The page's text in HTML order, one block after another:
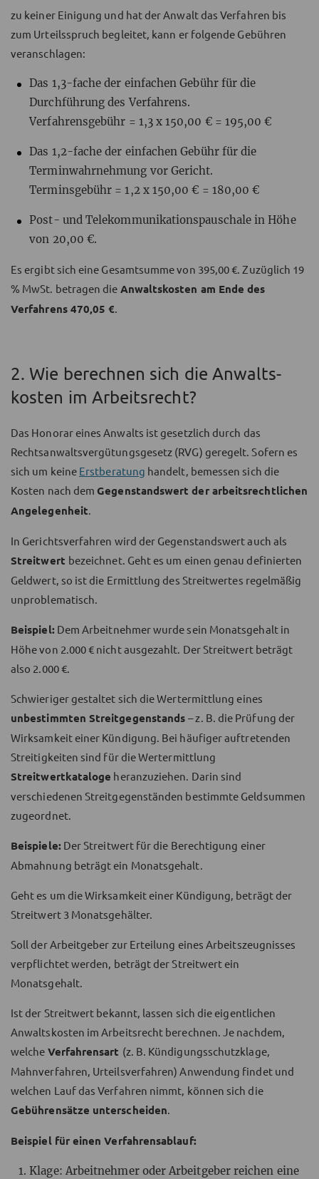
zu keiner Einigung und hat der Anwalt das Verfahren bis
zum Urteilsspruch begleitet, kann er folgende Gebühren
veranschlagen:
Das 1,3-fache der einfachen Gebühr für die
Durchführung des Verfahrens.
Verfahrensgebühr = 1,3 x 150,00 € = 195,00 €
Das 1,2-fache der einfachen Gebühr für die
Terminwahrnehmung vor Gericht.
Terminsgebühr = 1,2 x 150,00 € = 180,00 €
Post- und Telekommunikationspauschale in Höhe
von 20,00 €.
Es ergibt sich eine Gesamtsumme von 395,00 €. Zuzüglich 19
% MwSt. betragen die Anwaltskosten am Ende des
Verfahrens 470,05 €.
2. Wie berechnen sich die Anwalts­
kosten im Arbeitsrecht?
Das Honorar eines Anwalts ist gesetzlich durch das
Rechtsanwaltsvergütungsgesetz (RVG) geregelt. Sofern es
sich um keine Erstberatung handelt, bemessen sich die
Kosten nach demGegenstandswert der arbeitsrechtlichen
Angelegenheit.
In Gerichtsverfahren wird der Gegenstandswert auch als
Streitwert bezeichnet. Geht es um einen genau definierten
Geldwert, so ist die Ermittlung des Streitwertes regelmäßig
unproblematisch.
Beispiel: Dem Arbeitnehmer wurde sein Monatsgehalt in
Höhe von 2.000 € nicht ausgezahlt. Der Streitwert beträgt
also 2.000 €.
Schwieriger gestaltet sich die Wertermittlung eines
unbestimmten Streitgegenstands– z. B. die Prüfung der
Wirksamkeit einer Kündigung. Bei häufiger auftretenden
Streitigkeiten sind für die Wertermittlung
Streitwertkataloge heranzuziehen. Darin sind
verschiedenen Streitgegenständen bestimmte Geldsummen
zugeordnet.
Beispiele: Der Streitwert für die Berechtigung einer
Abmahnung beträgt ein Monatsgehalt.
Geht es um die Wirksamkeit einer Kündigung, beträgt der
Streitwert 3 Monatsgehälter.
Soll der Arbeitgeber zur Erteilung eines Arbeitszeugnisses
verpflichtet werden, beträgt der Streitwert ein
Monatsgehalt.
Ist der Streitwert bekannt, lassen sich die eigentlichen
Anwaltskosten im Arbeitsrecht berechnen. Je nachdem,
welche Verfahrensart (z. B. Kündigungsschutzklage,
Mahnverfahren, Urteilsverfahren) Anwendung findet und
welchen Lauf das Verfahren nimmt, können sich die
Gebührensätze unterscheiden.
Beispiel für einen Verfahrensablauf:
Klage: Arbeitnehmer oder Arbeitgeber reichen eine